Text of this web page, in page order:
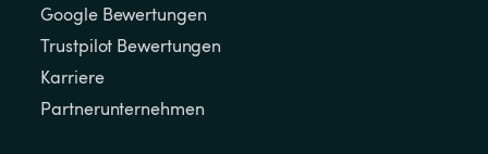
Google Bewertungen
Trustpilot Bewertungen
Karriere
Partnerunternehmen